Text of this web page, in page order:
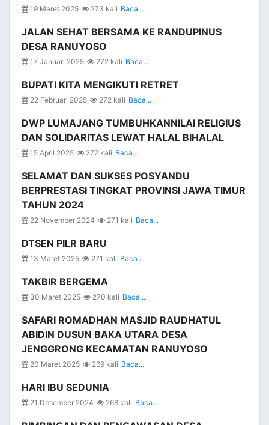
19 Maret 2025 273 kali Baca...
JALAN SEHAT BERSAMA KE RANDUPINUS
DESA RANUYOSO
17 Januari 2025 272 kali Baca...
BUPATI KITA MENGIKUTI RETRET
22 Februari 2025 272 kali Baca...
DWP LUMAJANG TUMBUHKANNILAI RELIGIUS
DAN SOLIDARITAS LEWAT HALAL BIHALAL
15 April 2025 272 kali Baca...
SELAMAT DAN SUKSES POSYANDU
BERPRESTASI TINGKAT PROVINSI JAWA TIMUR
TAHUN 2024
22 November 2024 271 kali Baca...
DTSEN PILR BARU
13 Maret 2025 271 kali Baca...
TAKBIR BERGEMA
30 Maret 2025 270 kali Baca...
SAFARI ROMADHAN MASJID RAUDHATUL
ABIDIN DUSUN BAKA UTARA DESA
JENGGRONG KECAMATAN RANUYOSO
20 Maret 2025 269 kali Baca...
HARI IBU SEDUNIA
21 Desember 2024 268 kali Baca...